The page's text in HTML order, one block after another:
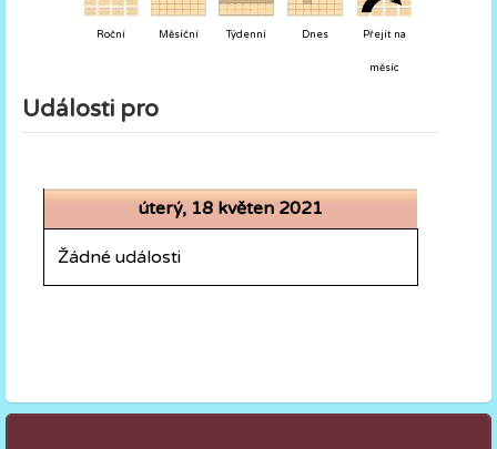
Roční Měsíční Týdenní Dnes Přejít na
měsíc
Události pro
úterý, 18 květen 2021
Žádné události